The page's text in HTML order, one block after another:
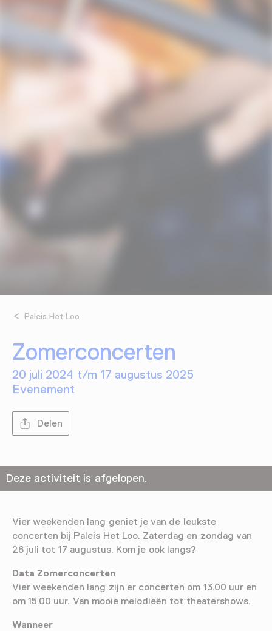
Paleis Het Loo
Zomerconcerten
20 juli 2024 t/m 17 augustus 2025
Evenement
Delen
Deze activiteit is afgelopen.
Vier weekenden lang geniet je van de leukste
concerten bij Paleis Het Loo. Zaterdag en zondag van
26 juli tot 17 augustus. Kom je ook langs?
Data Zomerconcerten
Vier weekenden lang zijn er concerten om 13.00 uur en
om 15.00 uur. Van mooie melodieën tot theatershows.
Wanneer